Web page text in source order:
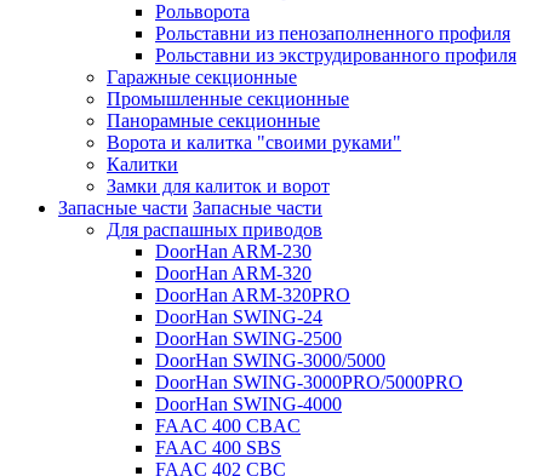
Рольворота
Рольставни из пенозаполненного профиля
Рольставни из экструдированного профиля
Гаражные секционные
Промышленные секционные
Панорамные секционные
Ворота и калитка "своими руками"
Калитки
Замки для калиток и ворот
Запасные части Запасные части
Для распашных приводов
DoorHan ARM-230
DoorHan ARM-320
DoorHan ARM-320PRO
DoorHan SWING-24
DoorHan SWING-2500
DoorHan SWING-3000/5000
DoorHan SWING-3000PRO/5000PRO
DoorHan SWING-4000
FAAC 400 CBAC
FAAC 400 SBS
FAAC 402 CBC